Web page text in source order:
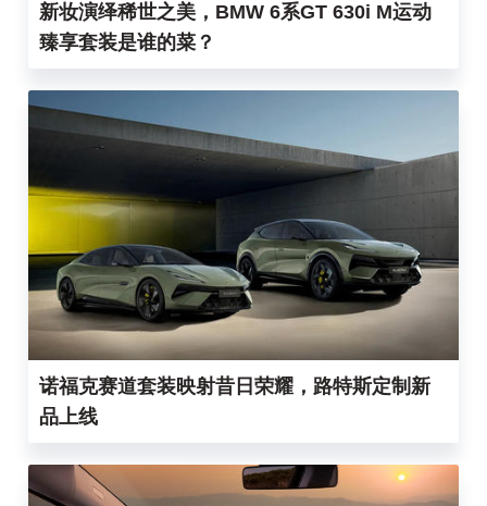
新妆演绎稀世之美，BMW 6系GT 630i M运动
臻享套装是谁的菜？
诺福克赛道套装映射昔日荣耀，路特斯定制新
品上线